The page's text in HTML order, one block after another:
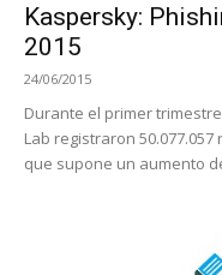
Kaspersky:
2015
24/06/2015
Durante el primer
Lab registraron
que supone un aumento